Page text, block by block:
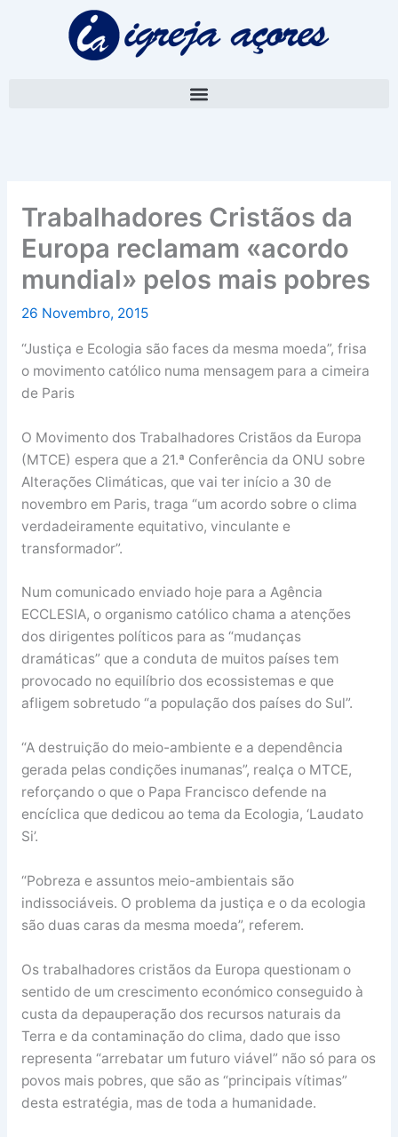
Trabalhadores Cristãos da
Europa reclamam «acordo
mundial» pelos mais pobres
26 Novembro, 2015
“Justiça e Ecologia são faces da mesma moeda”, frisa
o movimento católico numa mensagem para a cimeira
de Paris
O Movimento dos Trabalhadores Cristãos da Europa
(MTCE) espera que a 21.ª Conferência da ONU sobre
Alterações Climáticas, que vai ter início a 30 de
novembro em Paris, traga “um acordo sobre o clima
verdadeiramente equitativo, vinculante e
transformador”.
Num comunicado enviado hoje para a Agência
ECCLESIA, o organismo católico chama a atenções
dos dirigentes políticos para as “mudanças
dramáticas” que a conduta de muitos países tem
provocado no equilíbrio dos ecossistemas e que
afligem sobretudo “a população dos países do Sul”.
“A destruição do meio-ambiente e a dependência
gerada pelas condições inumanas”, realça o MTCE,
reforçando o que o Papa Francisco defende na
encíclica que dedicou ao tema da Ecologia, ‘Laudato
Si’.
“Pobreza e assuntos meio-ambientais são
indissociáveis. O problema da justiça e o da ecologia
são duas caras da mesma moeda”, referem.
Os trabalhadores cristãos da Europa questionam o
sentido de um crescimento económico conseguido à
custa da depauperação dos recursos naturais da
Terra e da contaminação do clima, dado que isso
representa “arrebatar um futuro viável” não só para os
povos mais pobres, que são as “principais vítimas”
desta estratégia, mas de toda a humanidade.